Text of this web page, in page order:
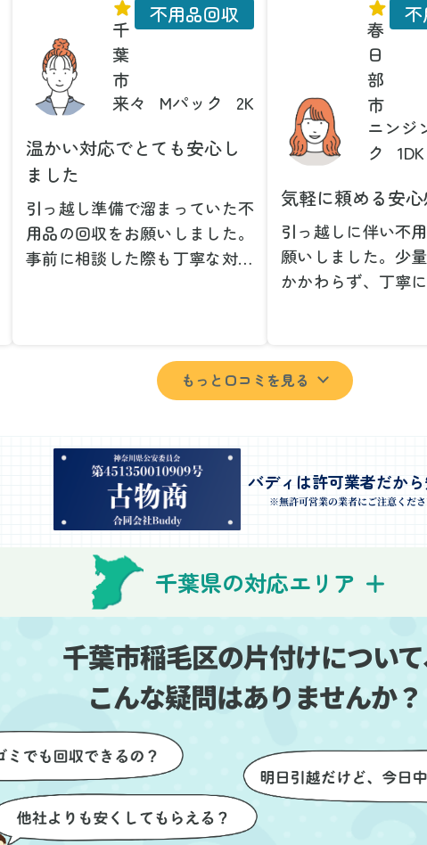
千
葉
市
来々
Mパック 2K
不用品回収
温かい対応でとても安心し
ました
引っ越し準備で溜まっていた不
用品の回収をお願いしました。
事前に相談した際も丁寧な対応
いものが多かったのですが、手
際よく対応していただき驚きま
ださり、作業の流れや注意点を
しっかり説明していただけたの
で、こちらも安心感を持って作
業を見守ることができました。
運び出しの際も、壁や床を傷つ
けないように細心の注意を払っ
ていただき、家全体がスムーズ
かったです。作業が終わった後
には、こちらからお願いしなく
ても部屋を簡単に清掃していた
だけたのも好印象でした。
さらに、分別の仕方やリサイク
ル可能なものについても教えて
いただき、今後の片付けにも役
立つ知識が増えました。また何
春
日
部
市
ニンジ
ク
1DK
気軽に頼める安
引っ越しに伴い不
願いしました。少
かかわらず、丁寧
じてくださり、次回
いしたいと思いまし
特に、自分では持ち
業を終えることがで
事前に見積もりを取
できました。引っ越
とができました。
もっと口コミを見る
バディは許可業者だか
※無許可営業の業者にご注意くだ
千葉県の対応エリア
千葉市稲毛区の片付けについて
こんな疑問はありませんか？